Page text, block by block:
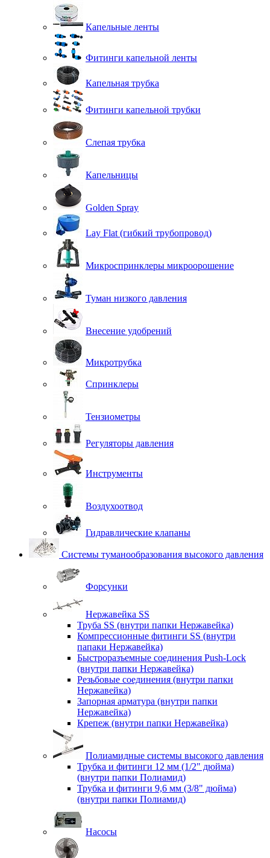
Капельные ленты
Фитинги капельной ленты
Капельная трубка
Фитинги капельной трубки
Слепая трубка
Капельницы
Golden Spray
Lay Flat (гибкий трубопровод)
Микроспринклеры микроорошение
Туман низкого давления
Внесение удобрений
Микротрубка
Спринклеры
Тензиометры
Регуляторы давления
Инструменты
Воздухоотвод
Гидравлические клапаны
Системы туманообразования высокого давления
Форсунки
Нержавейка SS
Труба SS (внутри папки Нержавейка)
Компрессионные фитинги SS (внутри
папаки Нержавейка)
Быстроразъемные соединения Push-Lock
(внутри папки Нержавейка)
Резьбовые соединения (внутри папки
Нержавейка)
Запорная арматура (внутри папки
Нержавейка)
Крепеж (внутри папки Нержавейка)
Полиамидные системы высокого давления
Трубка и фитинги 12 мм (1/2" дюйма)
(внутри папки Полиамид)
Трубка и фитинги 9,6 мм (3/8" дюйма)
(внутри папки Полиамид)
Насосы